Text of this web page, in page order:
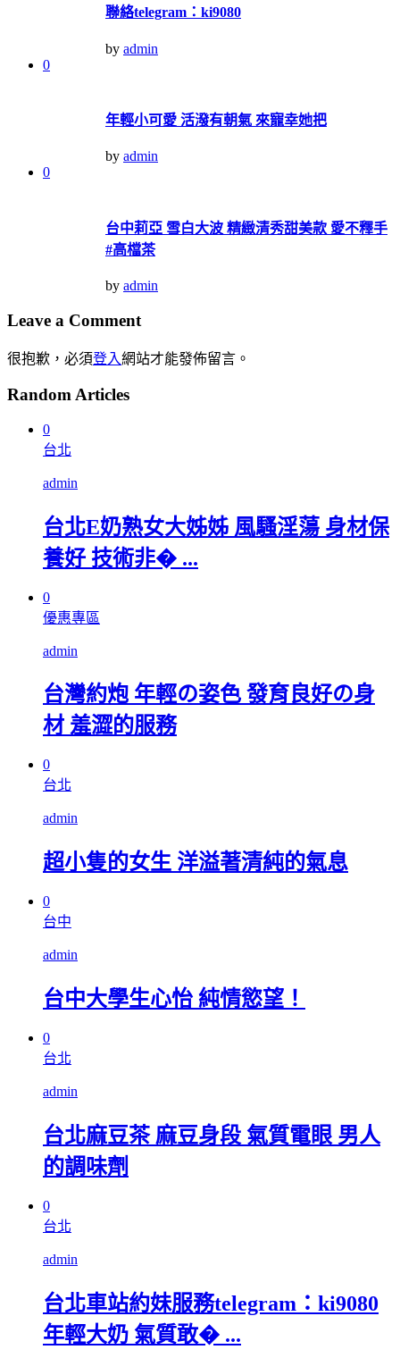
聯絡telegram：ki9080
by admin
0
年輕小可愛 活潑有朝氣 來寵幸她把
by admin
0
台中莉亞 雪白大波 精緻清秀甜美款 愛不釋手
#高檔茶
by admin
Leave a Comment
很抱歉，必須登入網站才能發佈留言。
Random Articles
0
台北
admin
台北E奶熟女大姊姊 風騷淫蕩 身材保
養好 技術非� ...
0
優惠專區
admin
台灣約炮 年輕の姿色 發育良好の身
材 羞澀的服務
0
台北
admin
超小隻的女生 洋溢著清純的氣息
0
台中
admin
台中大學生心怡 純情慾望！
0
台北
admin
台北麻豆茶 麻豆身段 氣質電眼 男人
的調味劑
0
台北
admin
台北車站約妹服務telegram：ki9080
年輕大奶 氣質敢� ...